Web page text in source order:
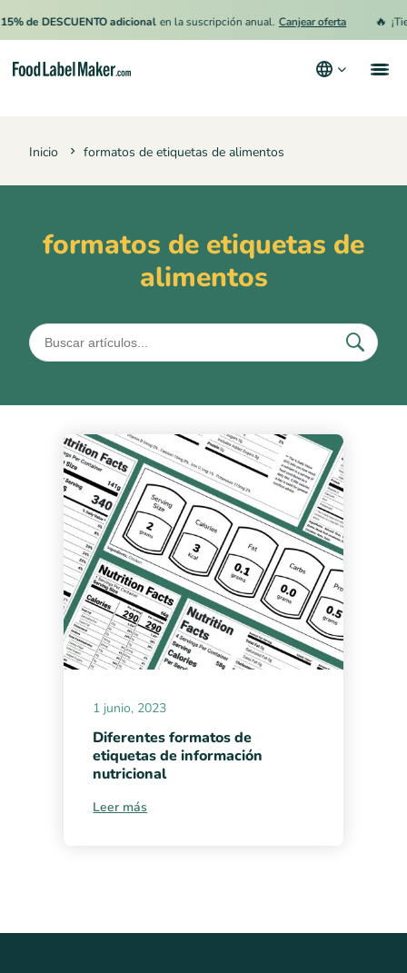
de DESCUENTO adicional en la suscripción anual. Canjear oferta 🔥
Inicio formatos de etiquetas de alimentos
formatos de etiquetas de
alimentos
1 junio, 2023
Diferentes formatos de
etiquetas de información
nutricional
Leer más
Contrata a un Especialista
Política de privacidad